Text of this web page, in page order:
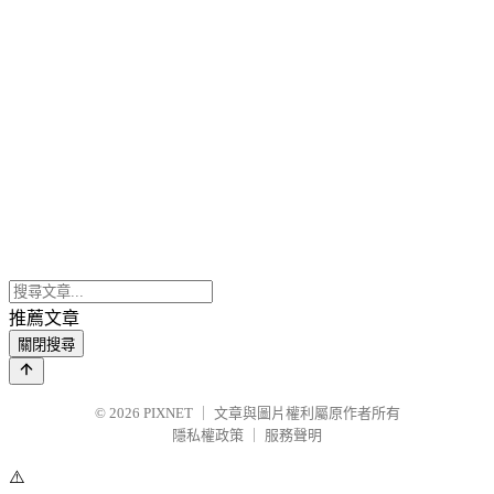
推薦文章
關閉搜尋
© 2026 PIXNET
文章與圖片權利屬原作者所有
隱私權政策
服務聲明
⚠️